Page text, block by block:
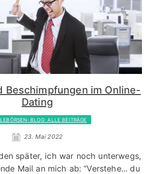
Beschimpfungen im Online-
Dating
BLOG: ALLE BEITRÄGE
23. Mai 2022
später, ich war noch unterwegs,
Mail an mich ab: “Verstehe... du